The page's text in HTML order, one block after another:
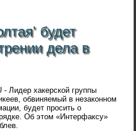
будет
дела в
Лидер хакерской группы
обвиняемый в незаконном
будет просить о
Об этом «Интерфаксу»